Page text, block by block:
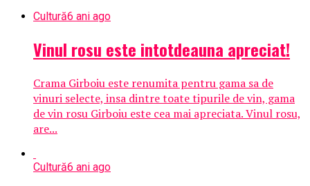
Cultură6 ani ago
Vinul rosu este intotdeauna apreciat!
Crama Girboiu este renumita pentru gama sa de
vinuri selecte, insa dintre toate tipurile de vin, gama
de vin rosu Girboiu este cea mai apreciata. Vinul rosu,
are...
Cultură6 ani ago